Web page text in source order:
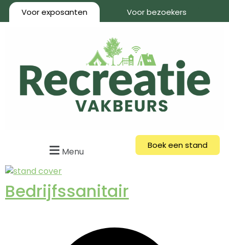
Voor exposanten Voor bezoekers
Menu
Boek een stand
Bedrijfssanitair